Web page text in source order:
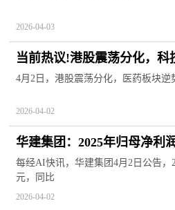
2026-04-03
当前热议!港股震荡分化，科
技ETF易方达（513010）、
4月2日，港股震荡分化，医药板块逆
2026-04-02
华建集团：2025年归母净利
降81.71%
每经AI快讯，华建集团4月2日公告，
元，同比
2026-04-02